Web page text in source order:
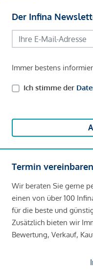
Der Infina
Immer bestens
Ich stimme der
Termin vereinbaren
Wir beraten Sie gerne
einen von über 100
für die beste und
Zusätzlich bieten wir
Bewertung, Verkauf,